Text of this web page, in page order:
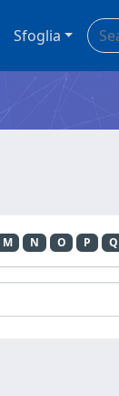
Sfoglia
M N O P Q